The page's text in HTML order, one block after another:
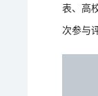
表、高
次参与